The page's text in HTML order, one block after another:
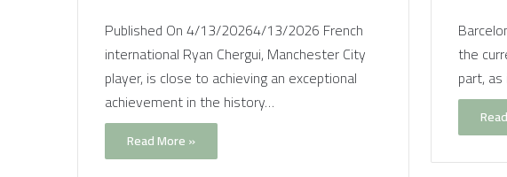
Published On 4/13/20264/13/2026 French
international Ryan Chergui, Manchester City
player, is close to achieving an exceptional
achievement in the history…
Read More »
the
part,